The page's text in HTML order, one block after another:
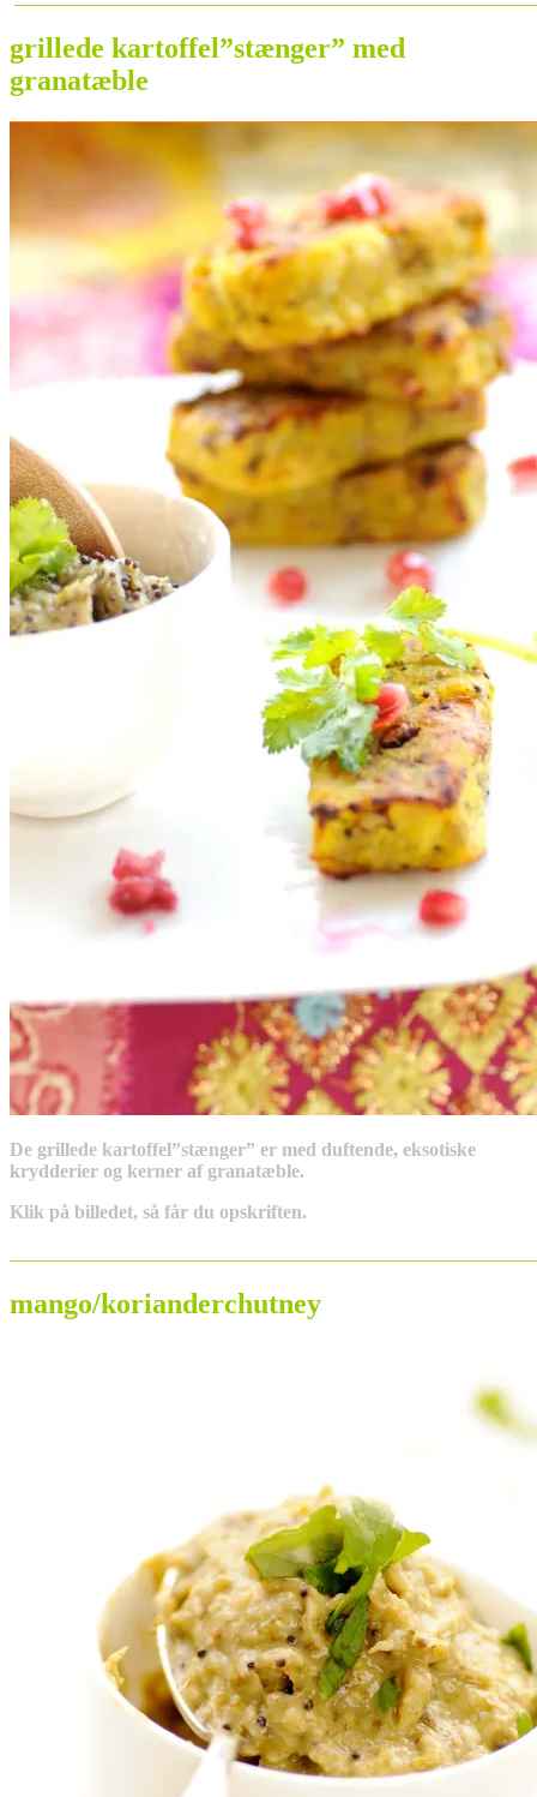
grillede kartoffel”stænger” med
granatæble
De grillede kartoffel”stænger” er med duftende, eksotiske
krydderier og kerner af granatæble.
Klik på billedet, så får du opskriften.
mango/korianderchutney